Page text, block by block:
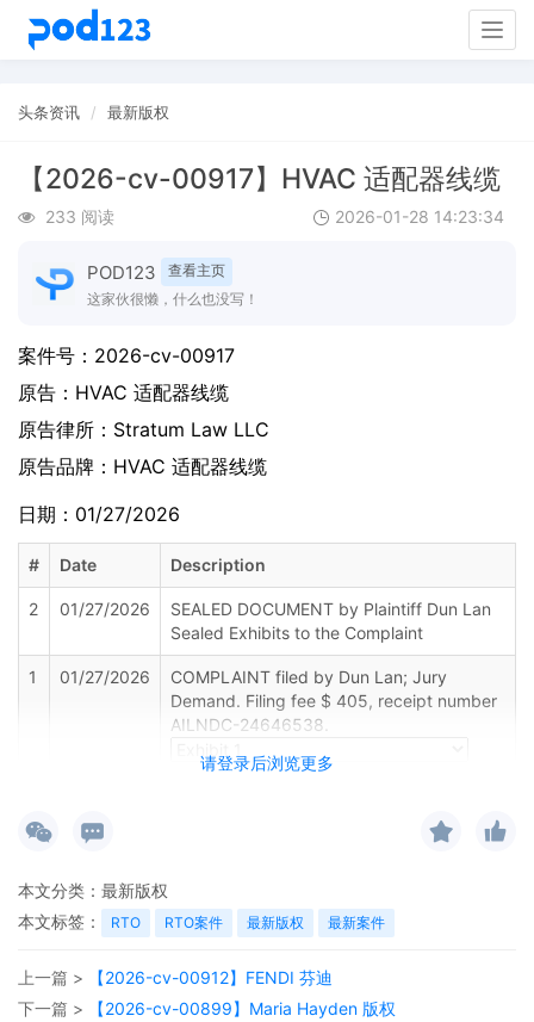
头条资讯 最新版权
【2026-cv-00917】HVAC 适配器线缆
233 阅读 2026-01-28 14:23:34
POD123
查看主页
这家伙很懒，什么也没写！
请登录后浏览更多
案件号： 2026-cv-00917
原告： HVAC 适配器线缆
原告律所：Stratum Law LLC
原告品牌： HVAC 适配器线缆
日期：01/27/2026
# Date Description
2 01/27/2026
SEALED DOCUMENT by Plaintiff Dun Lan
Sealed Exhibits to the Complaint
1 01/27/2026
COMPLAINT filed by Dun Lan; Jury
Demand. Filing fee $ 405, receipt number
AILNDC-24646538.
本文分类： 最新版权
本文标签：
RTO RTO案件 最新版权 最新案件
上一篇 >
【2026-cv-00912】FENDI 芬迪
下一篇 >
【2026-cv-00899】Maria Hayden 版权